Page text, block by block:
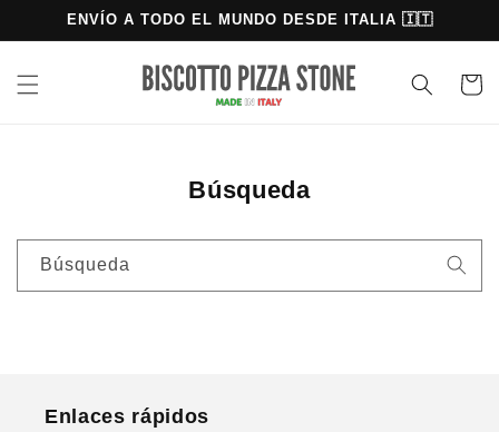
directamente
al contenido
ENVÍO A TODO EL MUNDO DESDE ITALIA 🇮🇹
Carrito
Búsqueda
Búsqueda
Enlaces rápidos